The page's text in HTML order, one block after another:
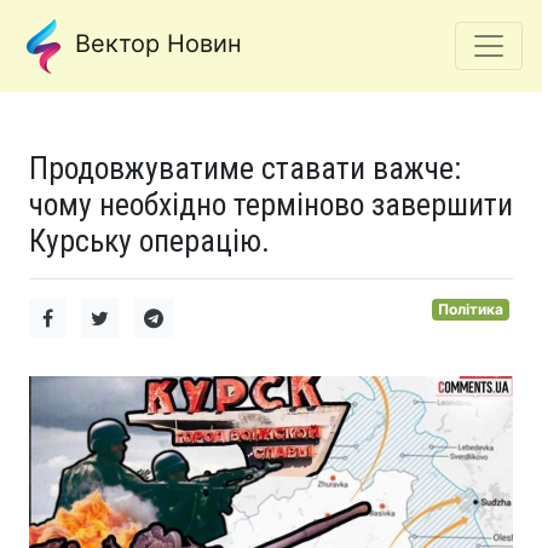
Вектор Новин
Продовжуватиме ставати важче:
чому необхідно терміново завершити
Курську операцію.
Політика